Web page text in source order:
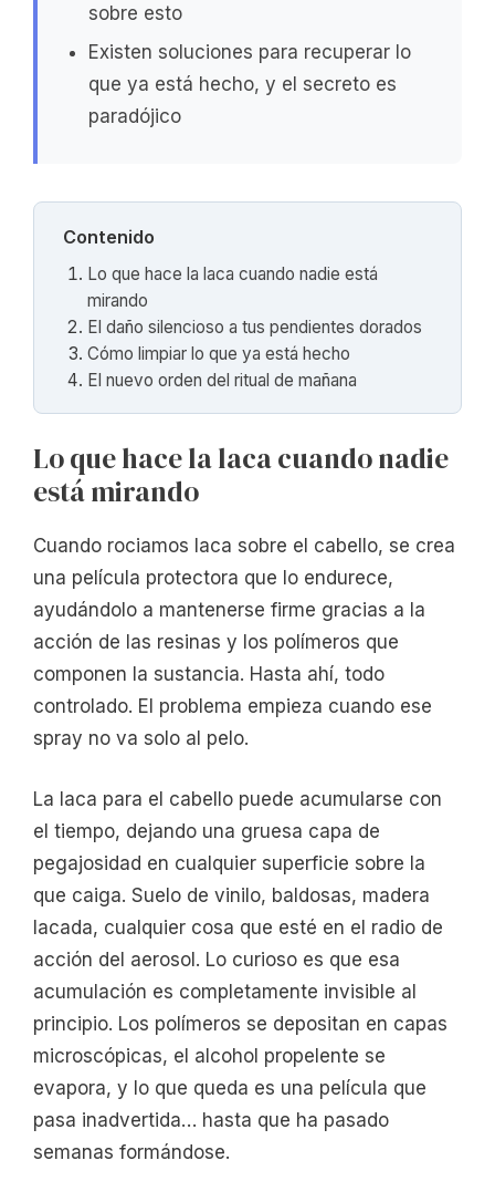
sobre esto
Existen soluciones para recuperar lo
que ya está hecho, y el secreto es
paradójico
Contenido
Lo que hace la laca cuando nadie está
mirando
El daño silencioso a tus pendientes dorados
Cómo limpiar lo que ya está hecho
El nuevo orden del ritual de mañana
Lo que hace la laca cuando nadie
está mirando
Cuando rociamos laca sobre el cabello, se crea
una película protectora que lo endurece,
ayudándolo a mantenerse firme gracias a la
acción de las resinas y los polímeros que
componen la sustancia. Hasta ahí, todo
controlado. El problema empieza cuando ese
spray no va solo al pelo.
La laca para el cabello puede acumularse con
el tiempo, dejando una gruesa capa de
pegajosidad en cualquier superficie sobre la
que caiga. Suelo de vinilo, baldosas, madera
lacada, cualquier cosa que esté en el radio de
acción del aerosol. Lo curioso es que esa
acumulación es completamente invisible al
principio. Los polímeros se depositan en capas
microscópicas, el alcohol propelente se
evapora, y lo que queda es una película que
pasa inadvertida… hasta que ha pasado
semanas formándose.